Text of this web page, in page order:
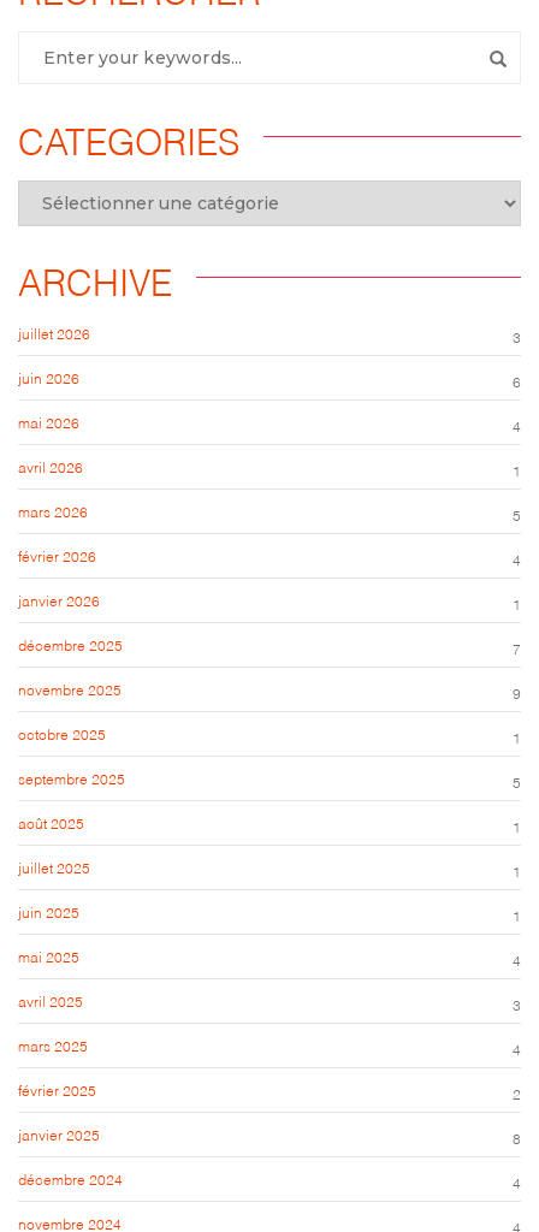
CATEGORIES
ARCHIVE
juillet 2026 3
juin 2026 6
mai 2026 4
avril 2026 1
mars 2026 5
février 2026 4
janvier 2026 1
décembre 2025 7
novembre 2025 9
octobre 2025 1
septembre 2025 5
août 2025 1
juillet 2025 1
juin 2025 1
mai 2025 4
avril 2025 3
mars 2025 4
février 2025 2
janvier 2025 8
décembre 2024 4
novembre 2024 4